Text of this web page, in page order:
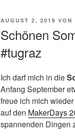
VERÖFFENTLICHT
AUGUST 2, 2019 VON
Schönen
#tugraz
Ich darf mich in die
Anfang September
freue ich mich
auf den MakerDays
spannenden Dingen